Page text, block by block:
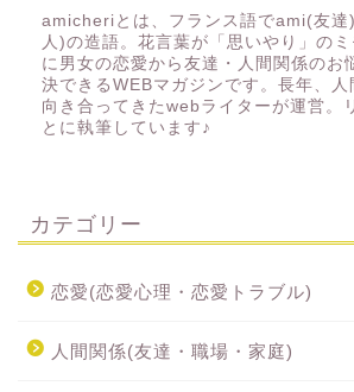
amicheriとは、フランス語でami(友
人)の造語。花言葉が「思いやり」の
に男女の恋愛から友達・人間関係のお
決できるWEBマガジンです。長年、人
向き合ってきたwebライターが運営。
とに執筆しています♪
カテゴリー
恋愛(恋愛心理・恋愛トラブル)
人間関係(友達・職場・家庭)